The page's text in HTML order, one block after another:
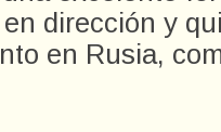
dirección y
en Rusia,